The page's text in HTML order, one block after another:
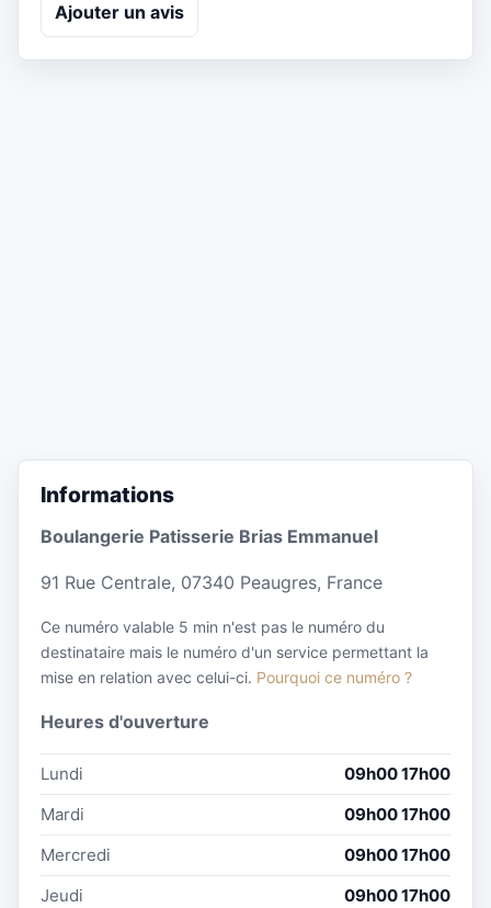
Ajouter un avis
Informations
Boulangerie Patisserie Brias Emmanuel
91 Rue Centrale, 07340 Peaugres, France
Ce numéro valable 5 min n'est pas le numéro du
destinataire mais le numéro d'un service permettant la
mise en relation avec celui-ci. Pourquoi ce numéro ?
Heures d'ouverture
Lundi
09h00 17h00
Mardi
09h00 17h00
Mercredi
09h00 17h00
Jeudi
09h00 17h00